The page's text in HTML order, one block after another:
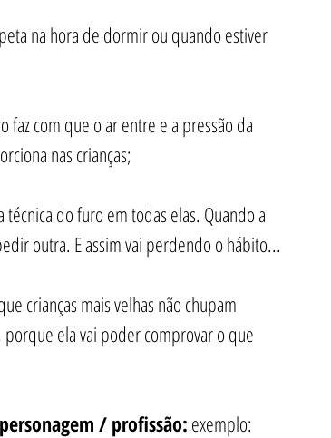
na hora de dormir ou quando estiver
faz com que o ar entre e a pressão da
nas crianças;
técnica do furo em todas elas. Quando a
outra. E assim vai perdendo o hábito...
crianças mais velhas não chupam
ela vai poder comprovar o que
/ profissão: exemplo: